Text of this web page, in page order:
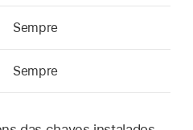
Sempre
Sempre